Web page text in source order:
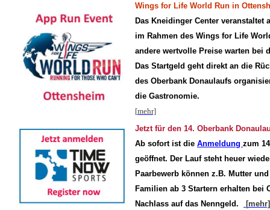
Wings for Life World Run in
Das Kneidinger Center veranstaltet
im Rahmen des Wings for Life
andere wertvolle Preise warten bei
Das Startgeld geht direkt an die
des Oberbank Donaulaufs
die Gastronomie.
[mehr]
Jetzt für den 14. Oberbank
Ab sofort ist die Anmeldung zum
geöffnet. Der Lauf steht heuer
Paarbewerb können z.B. Mutter
Familien ab 3 Startern erhalten bei
Nachlass auf das Nenngeld.
[mehr]